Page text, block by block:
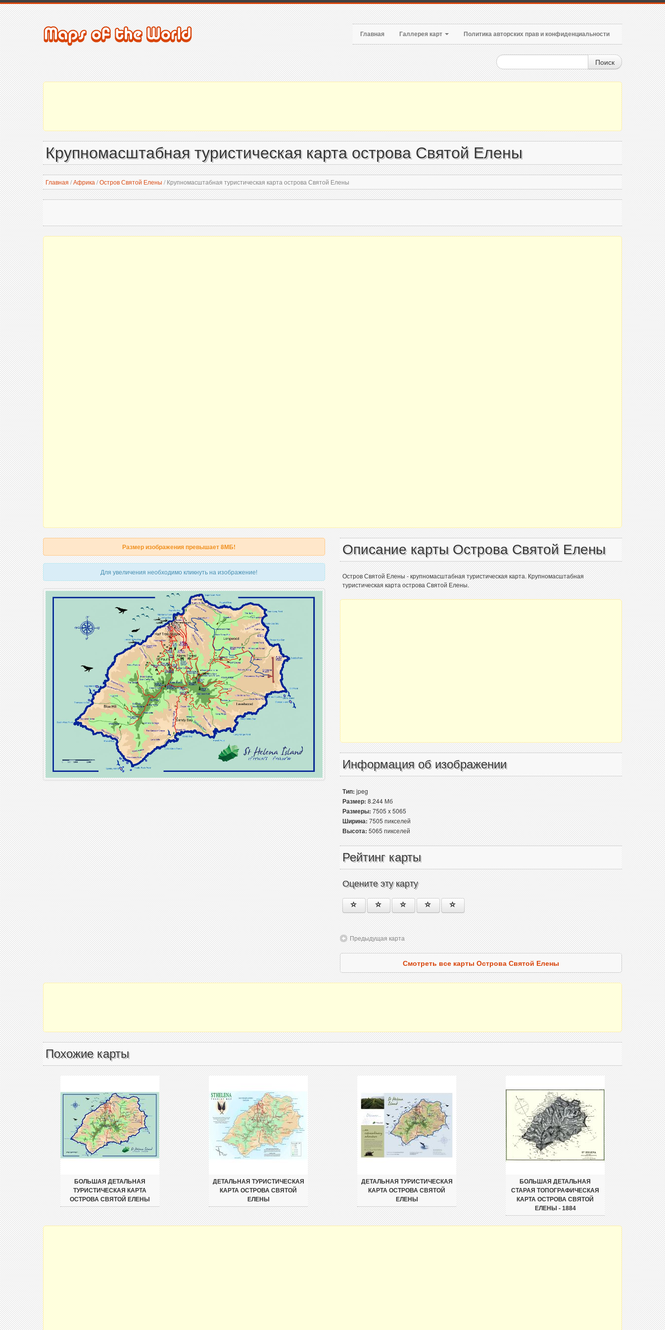
Главная Галлерея карт Политика авторских прав и конфиденциальности
Поиск
Крупномасштабная туристическая карта острова Святой Елены
Главная /Африка /Остров Святой Елены /Крупномасштабная туристическая карта острова Святой Елены
Размер изображения превышает 8МБ!
Для увеличения необходимо кликнуть на изображение!
Описание карты Острова Святой Елены
Остров Святой Елены - крупномасштабная туристическая карта. Крупномасштабная
туристическая карта острова Святой Елены.
Информация об изображении
Тип:jpeg
Размер:8.244 Мб
Размеры:7505 x 5065
Ширина:7505 пикселей
Высота:5065 пикселей
Рейтинг карты
Оцените эту карту
Предыдущая карта
Смотреть все карты Острова Святой Елены
Похожие карты
БОЛЬШАЯ ДЕТАЛЬНАЯ
ТУРИСТИЧЕСКАЯ КАРТА
ОСТРОВА СВЯТОЙ ЕЛЕНЫ
ДЕТАЛЬНАЯ ТУРИСТИЧЕСКАЯ
КАРТА ОСТРОВА СВЯТОЙ
ЕЛЕНЫ
ДЕТАЛЬНАЯ ТУРИСТИЧЕСКАЯ
КАРТА ОСТРОВА СВЯТОЙ
ЕЛЕНЫ
БОЛЬШАЯ ДЕТАЛЬНАЯ
СТАРАЯ ТОПОГРАФИЧЕСКАЯ
КАРТА ОСТРОВА СВЯТОЙ
ЕЛЕНЫ - 1884